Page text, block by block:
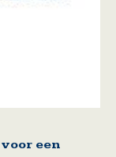
voor een